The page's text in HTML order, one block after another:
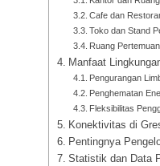
Cafe dan
Toko dan Stand
Ruang Pertemuan
Manfaat
Pengurangan
Penghematan
Fleksibilitas
Konektivitas di
Pentingnya
Statistik dan Data